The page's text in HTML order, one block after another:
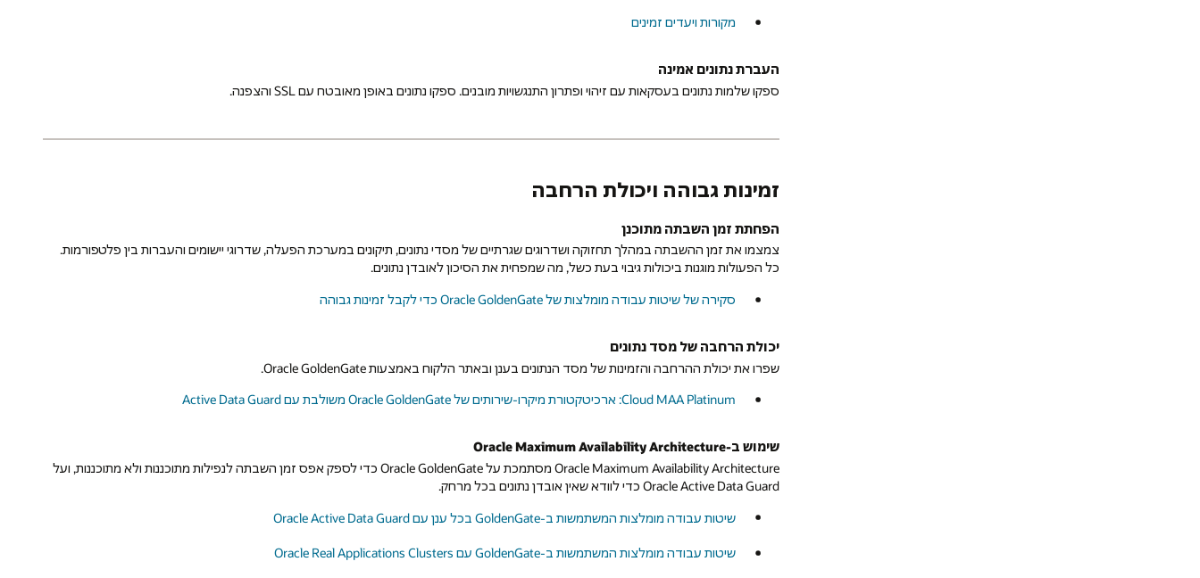
מקורות ויעדים זמינים
העברת נתונים אמינה
ספקו שלמות נתונים בעסקאות עם זיהוי ופתרון התנגשויות מובנים. ספקו נתונים באופן מאובטח עם SSL והצפנה.
זמינות גבוהה ויכולת הרחבה
הפחתת זמן השבתה מתוכנן
צמצמו את זמן ההשבתה במהלך תחזוקה ושדרוגים שגרתיים של מסדי נתונים, תיקונים במערכת הפעלה, שדרוגי יישומים והעברות בין פלטפורמות.
כל הפעולות מוגנות ביכולות גיבוי בעת כשל, מה שמפחית את הסיכון לאובדן נתונים.
סקירה של שיטות עבודה מומלצות של Oracle GoldenGate כדי לקבל זמינות גבוהה
יכולת הרחבה של מסד נתונים
שפרו את יכולת ההרחבה והזמינות של מסד הנתונים בענן ובאתר הלקוח באמצעות Oracle GoldenGate.
Cloud MAA Platinum: ארכיטקטורת מיקרו-שירותים של Oracle GoldenGate משולבת עם Active Data Guard
שימוש ב-Oracle Maximum Availability Architecture
Oracle Maximum Availability Architecture מסתמכת על Oracle GoldenGate כדי לספק אפס זמן השבתה לנפילות מתוכננות ולא מתוכננות, ועל
Oracle Active Data Guard כדי לוודא שאין אובדן נתונים בכל מרחק.
שיטות עבודה מומלצות המשתמשות ב-GoldenGate בכל ענן עם Oracle Active Data Guard
שיטות עבודה מומלצות המשתמשות ב-GoldenGate עם Oracle Real Applications Clusters